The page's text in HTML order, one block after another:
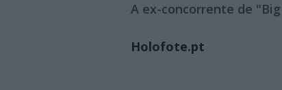
A ex-concorrente de
Holofote.pt